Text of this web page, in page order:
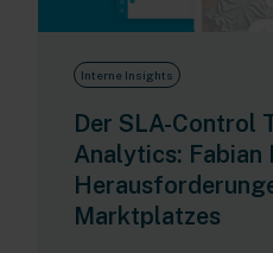
Interne Insights
Der SLA-Control
Analytics: Fabian
Marktplatzes